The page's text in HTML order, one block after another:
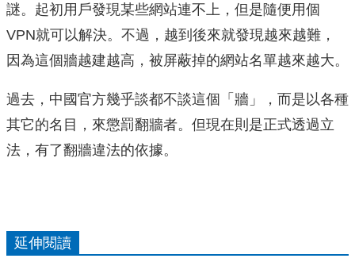
謎。起初用戶發現某些網站連不上，但是隨便用個
VPN就可以解決。不過，越到後來就發現越來越難，
因為這個牆越建越高，被屏蔽掉的網站名單越來越大。
過去，中國官方幾乎談都不談這個「牆」，而是以各種
其它的名目，來懲罰翻牆者。但現在則是正式透過立
法，有了翻牆違法的依據。
延伸閱讀